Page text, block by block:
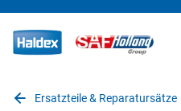
Ersatzteile & Reparatursätze